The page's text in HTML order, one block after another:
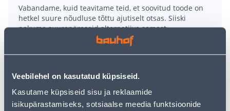
Veebilehel on kasutatud küpsiseid.
Kasutame küpsiseid sisu ja reklaamide
isikupärastamiseks, sotsiaalse meedia funktsioonide
Vabandame, kuid teavitame teid, et soovitud toode on
hetkel suure nõudluse tõttu ajutiselt otsas. Siiski
pakume suurepäraseid alternatiive samast
, mis võivad teile sama palju rõõmu
kasutades meie võimsat otsingufunktsiooni, et leida
veelgi meelepärasemad valikuid. Head ostlemist!